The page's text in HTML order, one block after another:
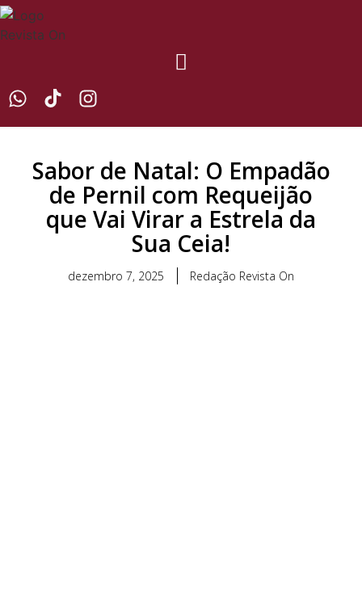
Sabor de Natal: O Empadão
de Pernil com Requeijão
que Vai Virar a Estrela da
Sua Ceia!
dezembro 7, 2025 Redação Revista On